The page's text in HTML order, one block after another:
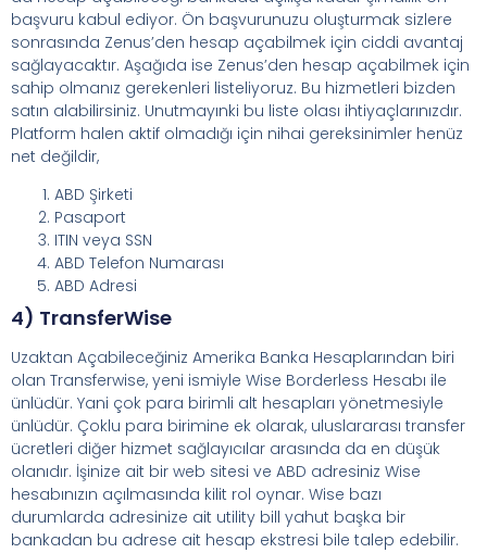
başvuru kabul ediyor. Ön başvurunuzu oluşturmak sizlere
sonrasında Zenus’den hesap açabilmek için ciddi avantaj
sağlayacaktır. Aşağıda ise Zenus’den hesap açabilmek için
sahip olmanız gerekenleri listeliyoruz. Bu hizmetleri bizden
satın alabilirsiniz. Unutmayınki bu liste olası ihtiyaçlarınızdır.
Platform halen aktif olmadığı için nihai gereksinimler henüz
net değildir,
ABD Şirketi
Pasaport
ITIN veya SSN
ABD Telefon Numarası
ABD Adresi
4) TransferWise
Uzaktan Açabileceğiniz Amerika Banka Hesaplarından biri
olan Transferwise, yeni ismiyle Wise Borderless Hesabı ile
ünlüdür. Yani çok para birimli alt hesapları yönetmesiyle
ünlüdür. Çoklu para birimine ek olarak, uluslararası transfer
ücretleri diğer hizmet sağlayıcılar arasında da en düşük
olanıdır. İşinize ait bir web sitesi ve ABD adresiniz Wise
hesabınızın açılmasında kilit rol oynar. Wise bazı
durumlarda adresinize ait utility bill yahut başka bir
bankadan bu adrese ait hesap ekstresi bile talep edebilir.